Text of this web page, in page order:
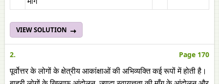
VIEW SOLUTION
2. Page 170
पूर्वोत्तर के लोगों के क्षेत्रीय आकांक्षाओं की अभिव्यक्ति कई रूपों में होती है।